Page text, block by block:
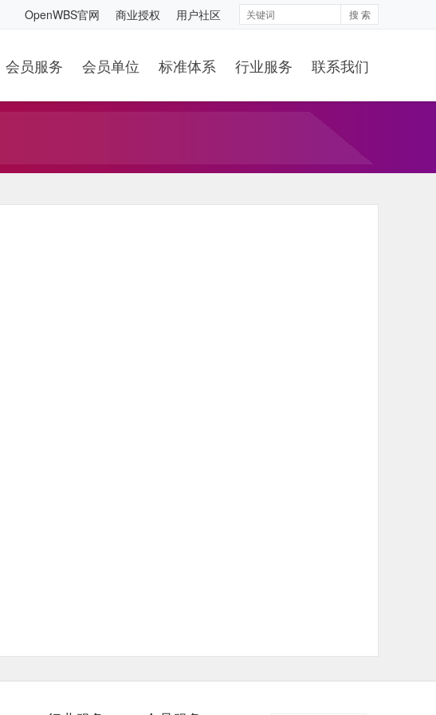
OpenWBS官网 商业授权 用户社区 搜 索
会员服务 会员单位 标准体系 行业服务 联系我们